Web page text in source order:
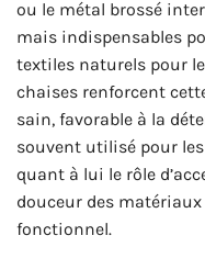
ou le métal brossé
mais indispensables
textiles naturels pour
chaises renforcent
sain, favorable à la
souvent utilisé pour
quant à lui le rôle
douceur des
fonctionnel.